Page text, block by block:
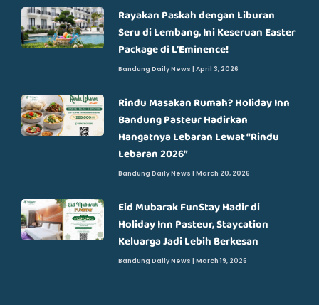
Rayakan Paskah dengan Liburan
Seru di Lembang, Ini Keseruan Easter
Package di L’Eminence!
Bandung Daily News April 3, 2026
Rindu Masakan Rumah? Holiday Inn
Bandung Pasteur Hadirkan
Hangatnya Lebaran Lewat “Rindu
Lebaran 2026”
Bandung Daily News March 20, 2026
Eid Mubarak FunStay Hadir di
Holiday Inn Pasteur, Staycation
Keluarga Jadi Lebih Berkesan
Bandung Daily News March 19, 2026